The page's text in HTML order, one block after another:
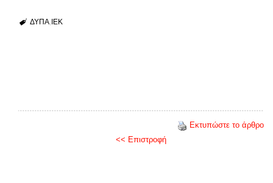
ΔΥΠΑ ΙΕΚ
Εκτυπώστε το άρθρο
<< Επιστροφή